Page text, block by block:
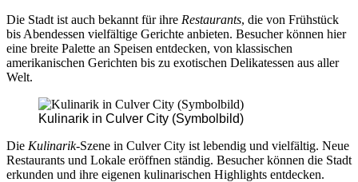
Die Stadt ist auch bekannt für ihre Restaurants, die von Frühstück
bis Abendessen vielfältige Gerichte anbieten. Besucher können hier
eine breite Palette an Speisen entdecken, von klassischen
amerikanischen Gerichten bis zu exotischen Delikatessen aus aller
Welt.
Kulinarik in Culver City (Symbolbild)
Die Kulinarik-Szene in Culver City ist lebendig und vielfältig. Neue
Restaurants und Lokale eröffnen ständig. Besucher können die Stadt
erkunden und ihre eigenen kulinarischen Highlights entdecken.